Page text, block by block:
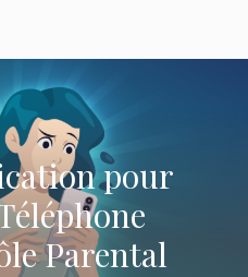
pour
Parental